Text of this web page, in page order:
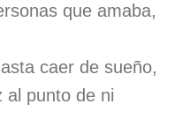
que amaba,
caer de sueño,
al punto de ni